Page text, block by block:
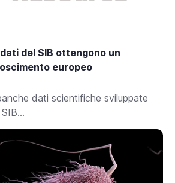
del SIB ottengono un
europeo
dati scientifiche sviluppate